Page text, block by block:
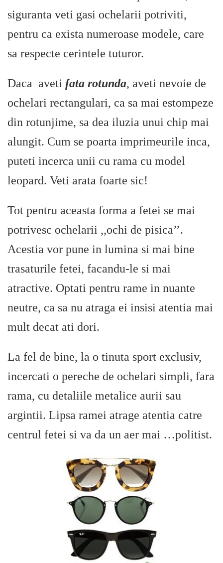
siguranta veti gasi ochelarii potriviti,
pentru ca exista numeroase modele, care
sa respecte cerintele tuturor.
Daca aveti fata rotunda, aveti nevoie de
ochelari rectangulari, ca sa mai estompeze
din rotunjime, sa dea iluzia unui chip mai
alungit. Cum se poarta imprimeurile inca,
puteti incerca unii cu rama cu model
leopard. Veti arata foarte sic!
Tot pentru aceasta forma a fetei se mai
potrivesc ochelarii ,,ochi de pisica’’.
Acestia vor pune in lumina si mai bine
trasaturile fetei, facandu-le si mai
atractive. Optati pentru rame in nuante
neutre, ca sa nu atraga ei insisi atentia mai
mult decat ati dori.
La fel de bine, la o tinuta sport exclusiv,
incercati o pereche de ochelari simpli, fara
rama, cu detaliile metalice aurii sau
argintii. Lipsa ramei atrage atentia catre
centrul fetei si va da un aer mai …politist.